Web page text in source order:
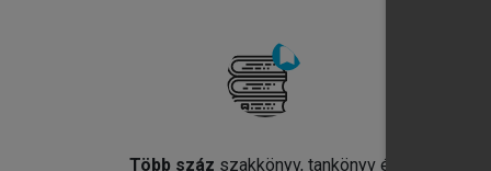
Több száz szakkönyv, tankönyv és